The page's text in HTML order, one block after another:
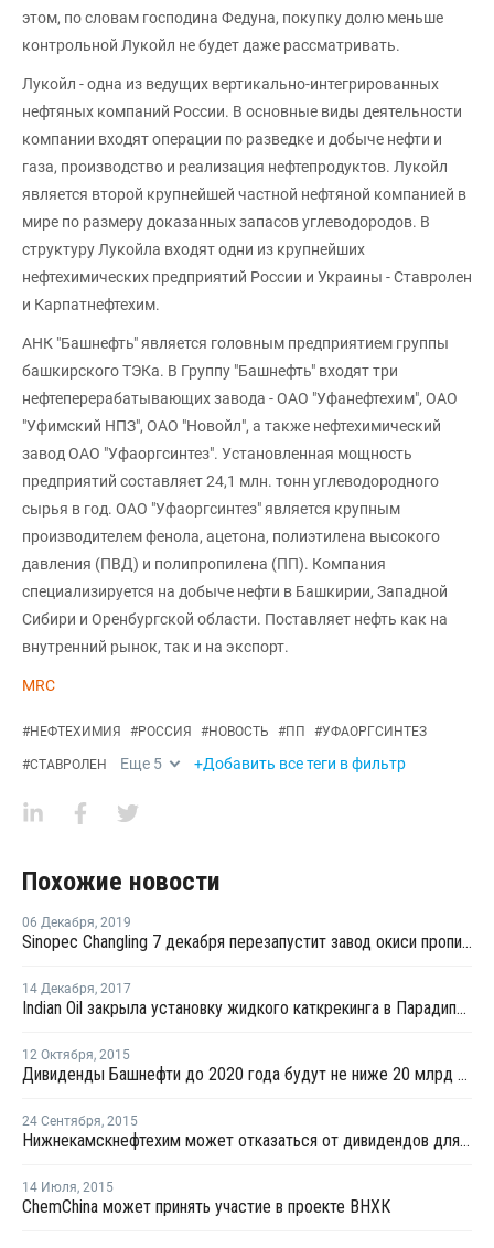
этом, по словам господина Федуна, покупку долю меньше
контрольной Лукойл не будет даже рассматривать.
Лукойл - одна из ведущих вертикально-интегрированных
нефтяных компаний России. В основные виды деятельности
компании входят операции по разведке и добыче нефти и
газа, производство и реализация нефтепродуктов. Лукойл
является второй крупнейшей частной нефтяной компанией в
мире по размеру доказанных запасов углеводородов. В
структуру Лукойла входят одни из крупнейших
нефтехимических предприятий России и Украины - Ставролен
и Карпатнефтехим.
АНК "Башнефть" является головным предприятием группы
башкирского ТЭКа. В Группу "Башнефть" входят три
нефтеперерабатывающих завода - ОАО "Уфанефтехим", ОАО
"Уфимский НПЗ", ОАО "Новойл", а также нефтехимический
завод ОАО "Уфаоргсинтез". Установленная мощность
предприятий составляет 24,1 млн. тонн углеводородного
сырья в год. ОАО "Уфаоргсинтез" является крупным
производителем фенола, ацетона, полиэтилена высокого
давления (ПВД) и полипропилена (ПП). Компания
специализируется на добыче нефти в Башкирии, Западной
Сибири и Оренбургской области. Поставляет нефть как на
внутренний рынок, так и на экспорт.
MRC
#НЕФТЕХИМИЯ #РОССИЯ #НОВОСТЬ #ПП #УФАОРГСИНТЕЗ
#СТАВРОЛЕН Еще 5 +Добавить все теги в фильтр
Похожие новости
06 Декабря, 2019
Sinopec Changling 7 декабря перезапустит завод окиси пропилена в провинции Хунань после планового ремонта
14 Декабря, 2017
Indian Oil закрыла установку жидкого каткрекинга в Парадипе из-за пожара на НПЗ
12 Октября, 2015
Дивиденды Башнефти до 2020 года будут не ниже 20 млрд рублей и 25% прибыли
24 Сентября, 2015
Нижнекамскнефтехим может отказаться от дивидендов для создания олефинового комплекса
14 Июля, 2015
ChemChina может принять участие в проекте ВНХК